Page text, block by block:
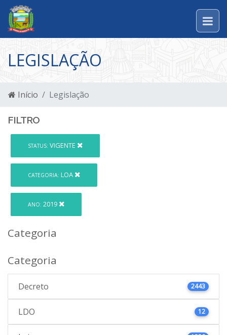
LEGISLAÇÃO
Início Legislação
FILTRO
STATUS: VIGENTE
CATEGORIA: LOA
ANO: 2019
Categoria
Categoria
Decreto 2443
LDO 12